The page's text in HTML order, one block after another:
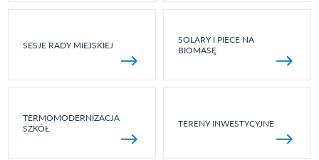
SESJE RADY MIEJSKIEJ
SOLARY I PIECE NA
BIOMASĘ
TERMOMODERNIZACJA
SZKÓŁ
TERENY INWESTYCYJNE